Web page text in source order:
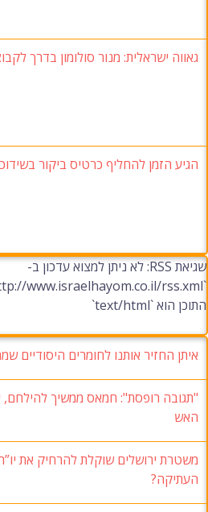
גאווה ישראלית: מנור סולומון בדרך
הגיע הזמן להחליף כרטיס ביקור
שגיאת RSS: לא ניתן למצוא עדכון ב-
התוכן הוא `text/html`
איתן החזיר אותנו לחומרים היסודיים
"תגובה רופסת": חמאס ממשיך
האש
משטרת ירושלים שוקלת להרחיק את
העתיקה?